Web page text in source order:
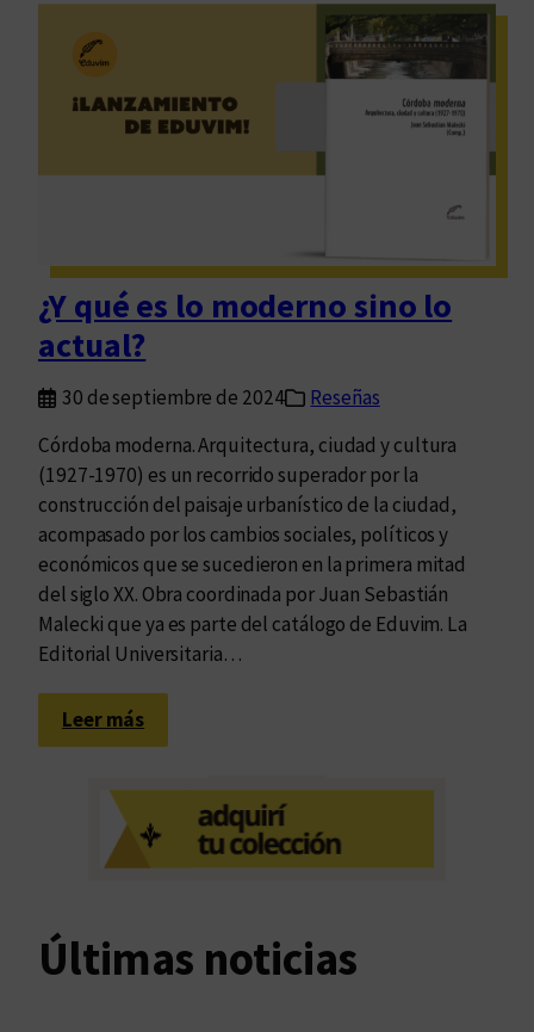
¿Y qué es lo moderno sino lo
actual?
30 de septiembre de 2024
Reseñas
Córdoba moderna. Arquitectura, ciudad y cultura
(1927-1970) es un recorrido superador por la
construcción del paisaje urbanístico de la ciudad,
acompasado por los cambios sociales, políticos y
económicos que se sucedieron en la primera mitad
del siglo XX. Obra coordinada por Juan Sebastián
Malecki que ya es parte del catálogo de Eduvim. La
Editorial Universitaria…
Leer más:
¿
u
é
l
Últimas noticias